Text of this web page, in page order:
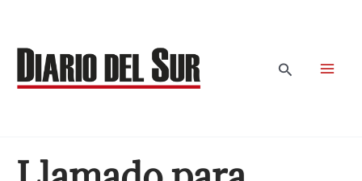
contenido
Buscar